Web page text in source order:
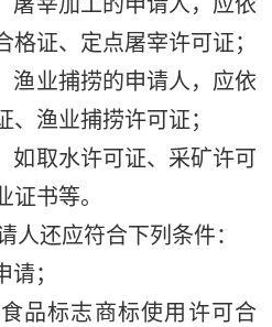
格证、定点屠宰许可证；
渔业捕捞的申请人，应依
渔业捕捞许可证；
如取水许可证、采矿许可
证书等。
人还应符合下列条件：
；
品标志商标使用许可合